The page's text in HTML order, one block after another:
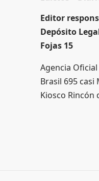
Editor
Depósito
Fojas 15
Agencia
Brasil 695 casi
Kiosco Rincón